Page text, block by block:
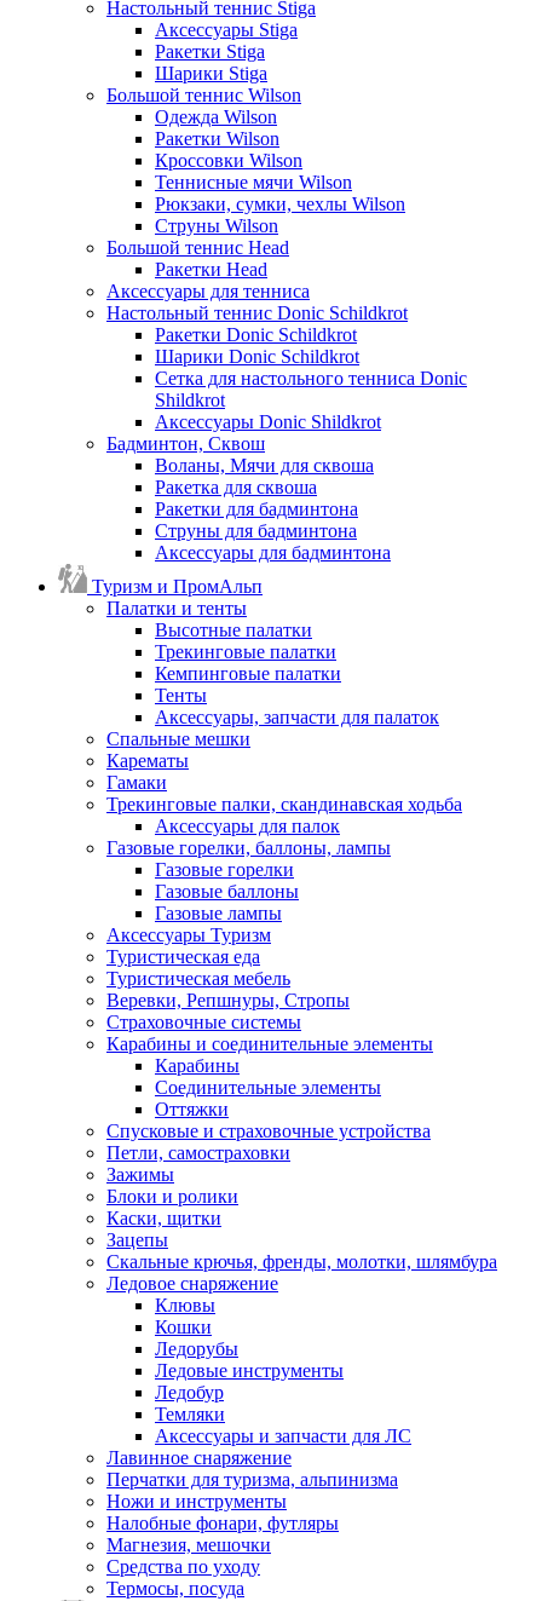
Настольный теннис Stiga
Аксессуары Stiga
Ракетки Stiga
Шарики Stiga
Большой теннис Wilson
Одежда Wilson
Ракетки Wilson
Кроссовки Wilson
Теннисные мячи Wilson
Рюкзаки, сумки, чехлы Wilson
Струны Wilson
Большой теннис Head
Ракетки Head
Аксессуары для тенниса
Настольный теннис Donic Schildkrot
Ракетки Donic Schildkrot
Шарики Donic Schildkrot
Сетка для настольного тенниса Donic
Shildkrot
Аксессуары Donic Shildkrot
Бадминтон, Сквош
Воланы, Мячи для сквоша
Ракетка для сквоша
Ракетки для бадминтона
Струны для бадминтона
Аксессуары для бадминтона
Туризм и ПромАльп
Палатки и тенты
Высотные палатки
Трекинговые палатки
Кемпинговые палатки
Тенты
Аксессуары, запчасти для палаток
Спальные мешки
Карематы
Гамаки
Трекинговые палки, скандинавская ходьба
Аксессуары для палок
Газовые горелки, баллоны, лампы
Газовые горелки
Газовые баллоны
Газовые лампы
Аксессуары Туризм
Туристическая еда
Туристическая мебель
Веревки, Репшнуры, Стропы
Страховочные системы
Карабины и соединительные элементы
Карабины
Соединительные элементы
Оттяжки
Спусковые и страховочные устройства
Петли, самостраховки
Зажимы
Блоки и ролики
Каски, щитки
Зацепы
Скальные крючья, френды, молотки, шлямбура
Ледовое снаряжение
Клювы
Кошки
Ледорубы
Ледовые инструменты
Ледобур
Темляки
Аксессуары и запчасти для ЛС
Лавинное снаряжение
Перчатки для туризма, альпинизма
Ножи и инструменты
Налобные фонари, футляры
Магнезия, мешочки
Средства по уходу
Термосы, посуда